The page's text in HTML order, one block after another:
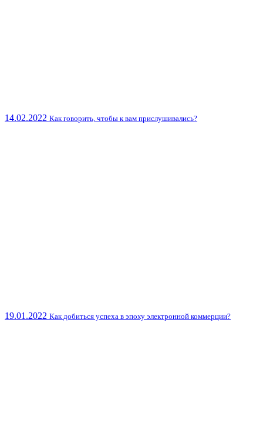
14.02.2022 Как говорить, чтобы к вам прислушивались?
19.01.2022 Как добиться успеха в эпоху электронной коммерции?